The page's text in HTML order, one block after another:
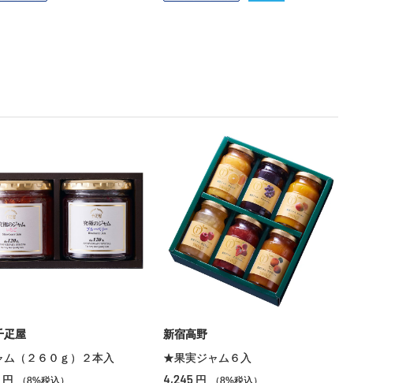
疋屋
（２６０ｇ）２本入
円 （8%税込）
新宿高野
★果実ジャム６入
4,245 円 （8%税込）